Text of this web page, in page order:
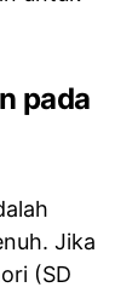
pada
Jika
(SD